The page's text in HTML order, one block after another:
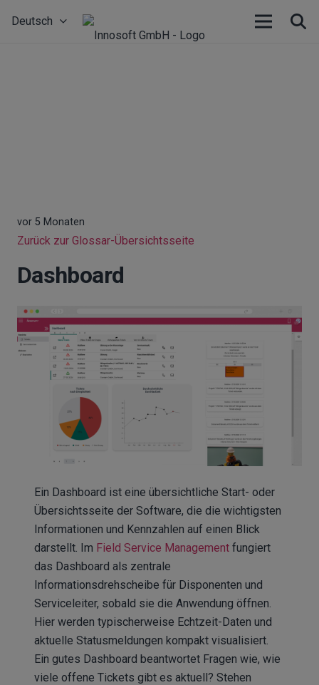
Deutsch
vor 5 Monaten
Zurück zur Glossar-Übersichtsseite
Dashboard
Ein Dashboard ist eine übersichtliche Start- oder
Übersichtsseite der Software, die die wichtigsten
Informationen und Kennzahlen auf einen Blick
darstellt. Im Field Service Management fungiert
das Dashboard als zentrale
Informationsdrehscheibe für Disponenten und
Serviceleiter, sobald sie die Anwendung öffnen.
Hier werden typischerweise Echtzeit-Daten und
aktuelle Statusmeldungen kompakt visualisiert.
Ein gutes Dashboard beantwortet Fragen wie, wie
viele offene Tickets gibt es aktuell? Stehen